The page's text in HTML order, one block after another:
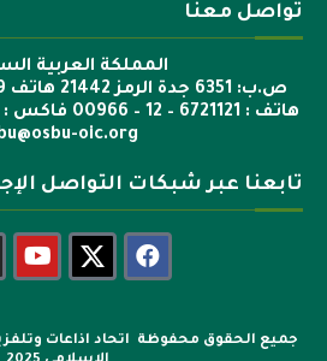
تواصل معنا
المملكة العربية
هاتف : 6721121 – 12 – 00966 فاكس : 6722600 – 12 – 00966
oic.org
تابعنا عبر شبكات التواصل
جميع الحقوق محفوظة اتحاد اذاعات